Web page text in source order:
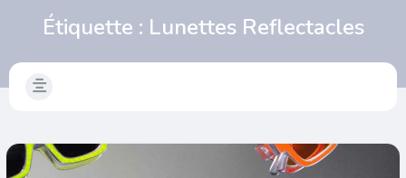
Étiquette : Lunettes Reflectacles